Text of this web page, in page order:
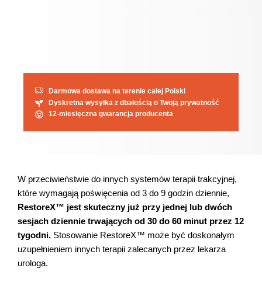
Darmowa dostawa na terenie całej Polski
Dyskretna wysyłka z dbałością o Twoją prywatność
12-miesięczna gwarancja producenta
W przeciwieństwie do innych systemów terapii trakcyjnej,
które wymagają poświęcenia od 3 do 9 godzin dziennie,
RestoreX™ jest skuteczny już przy jednej lub dwóch
sesjach dziennie trwających od 30 do 60 minut przez 12
tygodni. Stosowanie RestoreX™ może być doskonałym
uzupełnieniem innych terapii zalecanych przez lekarza
urologa.